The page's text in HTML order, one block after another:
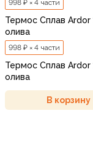
998 ₽ × 4 части
Термос Сплав
олива
998 ₽ × 4 части
Термос Сплав
олива
В корзину